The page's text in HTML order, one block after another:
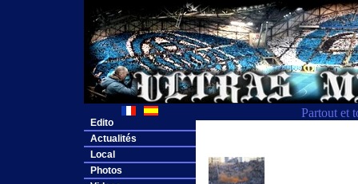
Partout et
Edito
Actualités
Local
Photos